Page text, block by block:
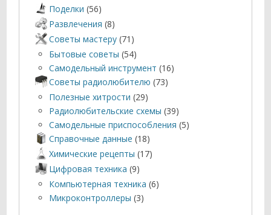
Поделки (56)
Развлечения (8)
Советы мастеру (71)
Бытовые советы (54)
Самодельный инструмент (16)
Советы радиолюбителю (73)
Полезные хитрости (29)
Радиолюбительские схемы (39)
Самодельные приспособления (5)
Справочные данные (18)
Химические рецепты (17)
Цифровая техника (9)
Компьютерная техника (6)
Микроконтроллеры (3)